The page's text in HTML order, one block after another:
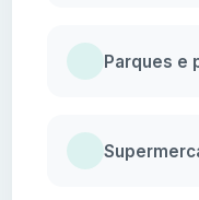
Parques e